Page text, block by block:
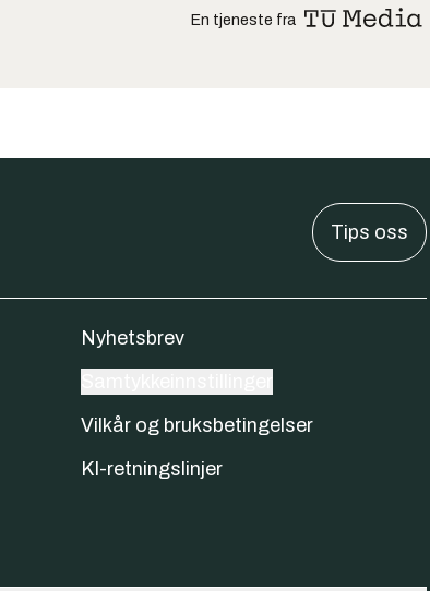
En tjeneste fra
Tips oss
Nyhetsbrev
Vilkår og bruksbetingelser
KI-retningslinjer